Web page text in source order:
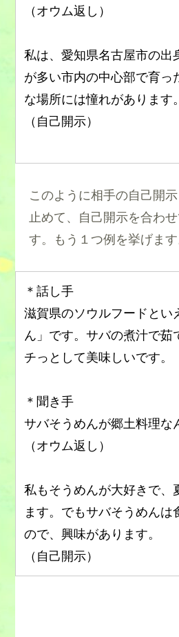
（オウム返し）
私は、愛知県名古屋市の出
が多い市内の中心部で育っ
な場所には憧れがあります。
（自己開示）
このように相手の自己開
止めて、自己開示を合わ
す。もう１つ例を挙げます
＊話し手
滋賀県のソウルフードとい
ん」です。サバの煮汁で茹
チっとして美味しいです。
＊聞き手
サバそうめんが郷土料理な
（オウム返し）
私もそうめんが大好きで、
ます。でもサバそうめんは
ので、興味があります。
（自己開示）